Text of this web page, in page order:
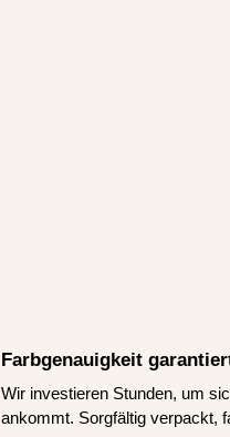
Farbgenauigkeit
Wir investieren Stunden, um
ankommt. Sorgfältig verpackt,